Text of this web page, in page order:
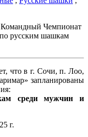
что в г. Сочи, п. Лоо,
запланированы
среди мужчин и
г.